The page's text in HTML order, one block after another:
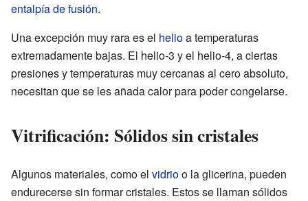
entalpía de fusión.
Una excepción muy rara es el helioa temperaturas
extremadamente bajas. El helio-3 y el helio-4, a ciertas
presiones y temperaturas muy cercanas al cero absoluto,
necesitan que se les añada calor para poder congelarse.
Vitrificación: Sólidos sin cristales
Algunos materiales, como el vidrioo la glicerina, pueden
endurecerse sin formar cristales. Estos se llaman sólidos